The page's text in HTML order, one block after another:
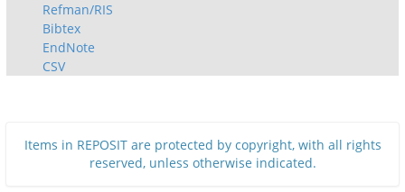
Refman/RIS
Bibtex
EndNote
CSV
Items in REPOSIT are protected by copyright, with all rights
reserved, unless otherwise indicated.